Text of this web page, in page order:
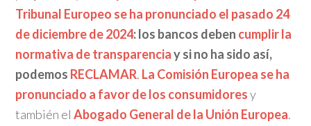
Tribunal Europeo se ha pronunciado el pasado 24
de diciembre de 2024: los bancos deben cumplir la
normativa de transparenciay si no ha sido así,
podemos RECLAMAR. La Comisión Europea se ha
pronunciado a favor de los consumidoresy
también elAbogado General de la Unión Europea.